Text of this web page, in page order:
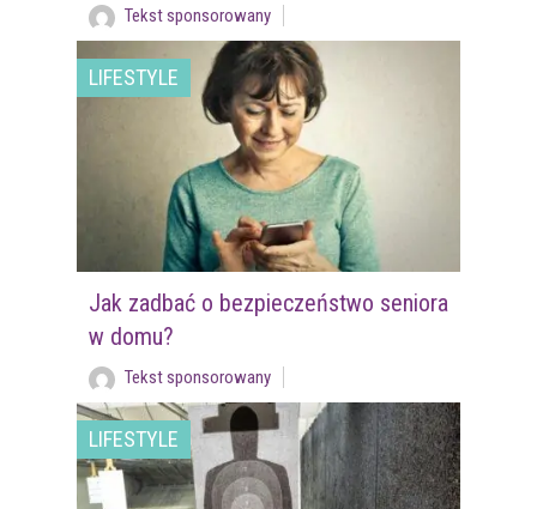
Tekst sponsorowany
LIFESTYLE
Jak zadbać o bezpieczeństwo seniora
w domu?
Tekst sponsorowany
LIFESTYLE